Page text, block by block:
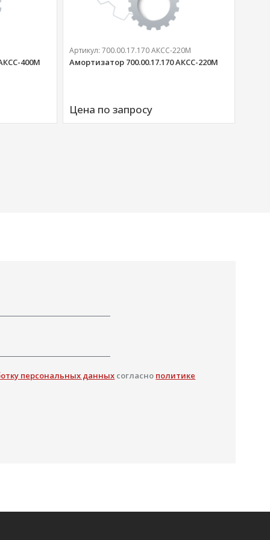
400М
Артикул:700.00.17.170 АКСС-220М
Амортизатор 700.00.17.170 АКСС-220М
Цена по запросу
персональных данных согласно политике